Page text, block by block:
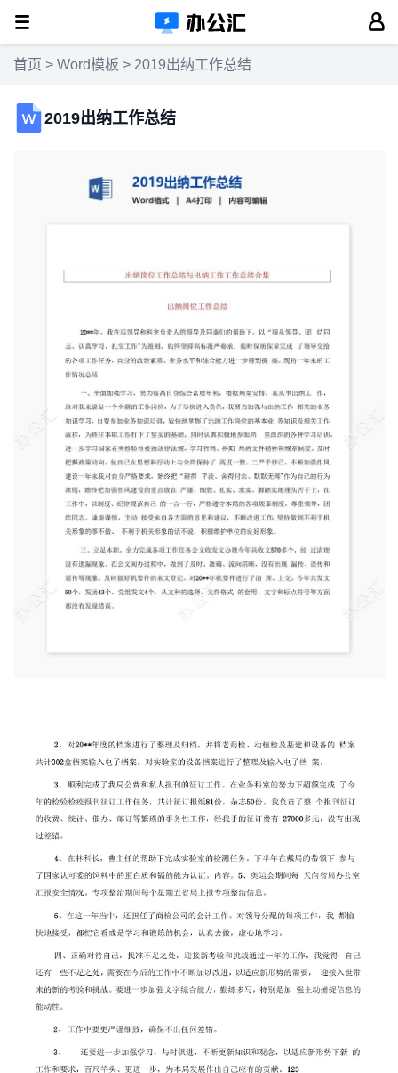
首页 > Word模板 > 2019出纳工作总结
2019出纳工作总结